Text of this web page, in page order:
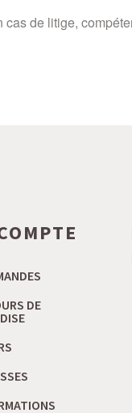
de litige,
DE